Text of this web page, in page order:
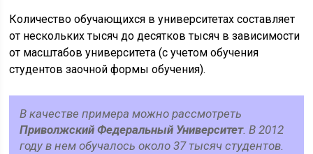
Количество обучающихся в университетах составляет
от нескольких тысяч до десятков тысяч в зависимости
от масштабов университета (с учетом обучения
студентов заочной формы обучения).
В качестве примера можно рассмотреть
Приволжский Федеральный Университет. В 2012
году в нем обучалось около 37 тысяч студентов.